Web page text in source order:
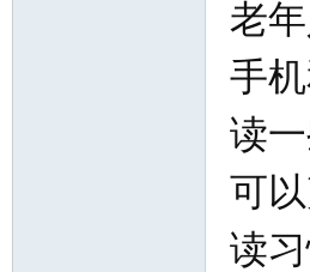
老
手
读
可
读